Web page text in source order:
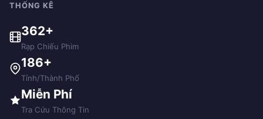
THỐNG KÊ
362+
Rạp Chiếu Phim
186+
Tỉnh/Thành Phố
Miễn Phí
Tra Cứu Thông Tin